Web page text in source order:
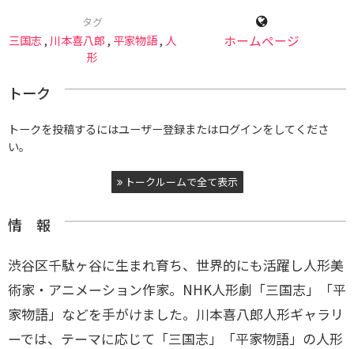
タグ
三国志 , 川本喜八郎 , 平家物語, 人
形
ホームページ
トーク
トークを投稿するにはユーザー登録またはログインをしてくださ
い。
トークルームで全て表示
情 報
渋谷区千駄ヶ谷に生まれ育ち、世界的にも活躍し人形美
術家・アニメーション作家。NHK人形劇「三国志」「平
家物語」などを手がけました。川本喜八郎人形ギャラリ
ーでは、テーマに応じて「三国志」「平家物語」の人形